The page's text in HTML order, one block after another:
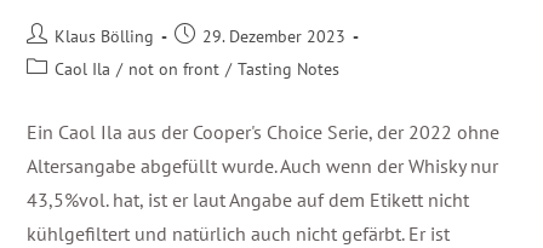
Klaus Bölling
29. Dezember 2023
Caol Ila / not on front / Tasting Notes
Ein Caol Ila aus der Cooper's Choice Serie, der 2022 ohne
Altersangabe abgefüllt wurde. Auch wenn der Whisky nur
43,5%vol. hat, ist er laut Angabe auf dem Etikett nicht
kühlgefiltert und natürlich auch nicht gefärbt. Er ist